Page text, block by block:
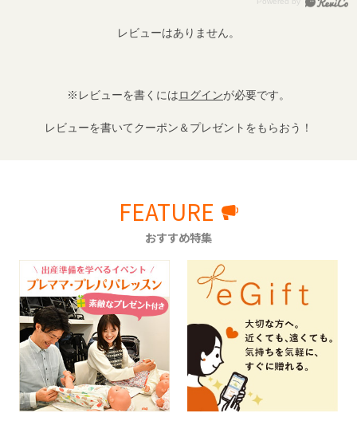
レビューはありません。
※レビューを書くにはログインが必要です。
レビューを書いてクーポン＆プレゼントをもらおう！
FEATURE
おすすめ特集